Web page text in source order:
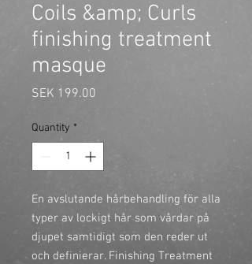
Coils &amp; Curls
finishing treatment
masque
SEK 199.00
Quantity *
En avslutande hårbehandling för alla
typer av lockigt hår som vårdar på
djupet samtidigt som den reder ut
och definierar. Finishing Treatment